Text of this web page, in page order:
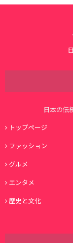
日本の伝
トップページ
ファッション
グルメ
エンタメ
歴史と文化